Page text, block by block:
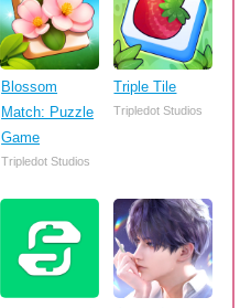
Blossom
Match: Puzzle
Game
Tripledot Studios
Triple Tile
Tripledot Studios